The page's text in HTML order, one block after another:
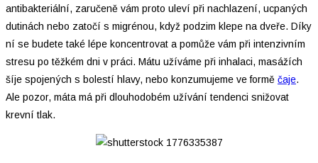
antibakteriální, zaručeně vám proto uleví při nachlazení, ucpaných
dutinách nebo zatočí s migrénou, když podzim klepe na dveře. Díky
ní se budete také lépe koncentrovat a pomůže vám při intenzivním
stresu po těžkém dni v práci. Mátu užíváme při inhalaci, masážích
šíje spojených s bolestí hlavy, nebo konzumujeme ve formě čaje.
Ale pozor, máta má při dlouhodobém užívání tendenci snižovat
krevní tlak.